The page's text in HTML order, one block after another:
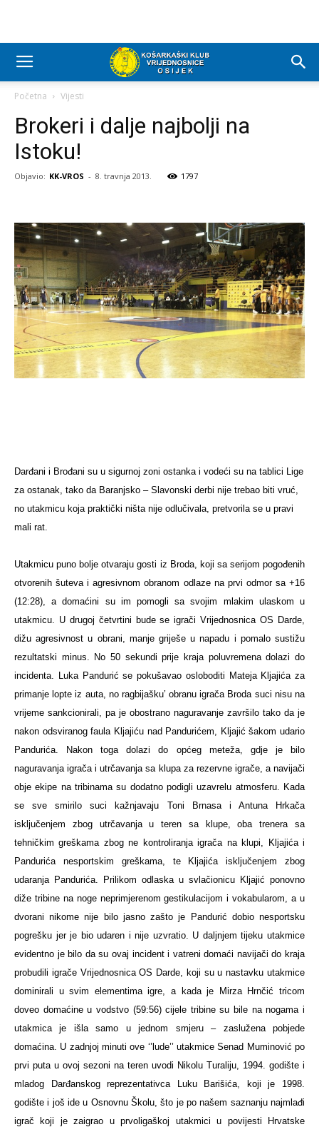
Početna Vijesti
Brokeri i dalje najbolji na
Istoku!
Objavio: KK-VROS - 8. travnja 2013. 1797
Darđani i Brođani su u sigurnoj zoni ostanka i vodeći su na tablici Lige
za ostanak, tako da Baranjsko – Slavonski derbi nije trebao biti vruć,
no utakmicu koja praktički ništa nije odlučivala, pretvorila se u pravi
mali rat.
Utakmicu puno bolje otvaraju gosti iz Broda, koji sa serijom pogođenih
otvorenih šuteva i agresivnom obranom odlaze na prvi odmor sa +16
(12:28), a domaćini su im pomogli sa svojim mlakim ulaskom u
utakmicu. U drugoj četvrtini bude se igrači Vrijednosnica OS Darde,
dižu agresivnost u obrani, manje griješe u napadu i pomalo sustižu
rezultatski minus. No 50 sekundi prije kraja poluvremena dolazi do
incidenta. Luka Pandurić se pokušavao osloboditi Mateja Kljajića za
primanje lopte iz auta, no ragbijašku’ obranu igrača Broda suci nisu na
vrijeme sankcionirali, pa je obostrano naguravanje završilo tako da je
nakon odsviranog faula Kljajiću nad Pandurićem, Kljajić šakom udario
Pandurića. Nakon toga dolazi do općeg meteža, gdje je bilo
naguravanja igrača i utrčavanja sa klupa za rezervne igrače, a navijači
obje ekipe na tribinama su dodatno podigli uzavrelu atmosferu. Kada
se sve smirilo suci kažnjavaju Toni Brnasa i Antuna Hrkača
isključenjem zbog utrčavanja u teren sa klupe, oba trenera sa
tehničkim greškama zbog ne kontroliranja igrača na klupi, Kljajića i
Pandurića nesportskim greškama, te Kljajića isključenjem zbog
udaranja Pandurića. Prilikom odlaska u svlačionicu Kljajić ponovno
diže tribine na noge neprimjerenom gestikulacijom i vokabularom, a u
dvorani nikome nije bilo jasno zašto je Pandurić dobio nesportsku
pogrešku jer je bio udaren i nije uzvratio. U daljnjem tijeku utakmice
evidentno je bilo da su ovaj incident i vatreni domaći navijači do kraja
probudili igrače Vrijednosnica OS Darde, koji su u nastavku utakmice
dominirali u svim elementima igre, a kada je Mirza Hrnčić tricom
doveo domaćine u vodstvo (59:56) cijele tribine su bile na nogama i
utakmica je išla samo u jednom smjeru – zaslužena pobjede
domaćina. U zadnjoj minuti ove ‘’lude’’ utakmice Senad Muminović po
prvi puta u ovoj sezoni na teren uvodi Nikolu Turaliju, 1994. godište i
mladog Darđanskog reprezentativca Luku Barišića, koji je 1998.
godište i još ide u Osnovnu Školu, što je po našem saznanju najmlađi
igrač koji je zaigrao u prvoligaškoj utakmici u povijesti Hrvatske